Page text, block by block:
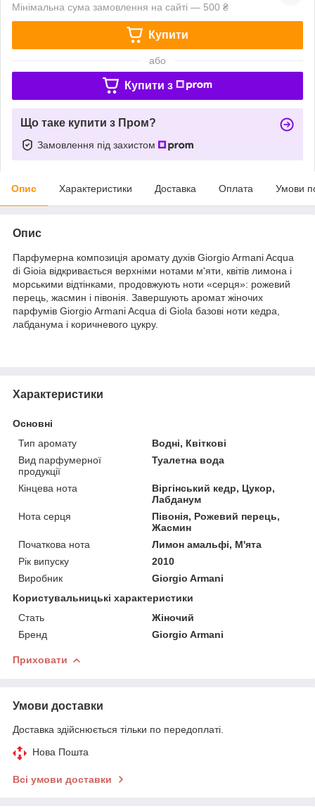
Мінімальна сума замовлення на сайті — 500 ₴
Купити
або
Купити з
Що таке купити з Пром?
Замовлення під захистом
Опис Характеристики Доставка Оплата Умови
Опис
Парфумерна композиція аромату духів Giorgio Armani Acqua
di Gioia відкривається верхніми нотами м'яти, квітів лимона і
морськими відтінками, продовжують ноти «серця»: рожевий
перець, жасмин і півонія. Завершують аромат жіночих
парфумів Giorgio Armani Acqua di Giola базові ноти кедра,
лабданума і коричневого цукру.
Характеристики
Основні
Тип аромату
Водні, Квіткові
Вид парфумерної
продукції
Туалетна вода
Кінцева нота
Віргінський кедр, Цукор,
Лабданум
Нота серця
Півонія, Рожевий перець,
Жасмин
Початкова нота
Лимон амальфі, М'ята
Рік випуску
2010
Виробник
Giorgio Armani
Користувальницькі характеристики
Стать
Жіночий
Бренд
Giorgio Armani
Приховати
Умови доставки
Доставка здійснюється тільки по передоплаті.
Нова Пошта
Всі умови доставки